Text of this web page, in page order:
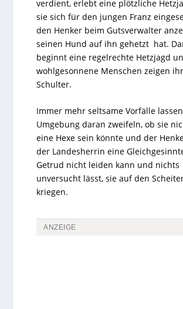
verdient, erlebt eine plötzliche
sie sich für den jungen Franz
den Henker beim Gutsverwalter
seinen Hund auf ihn gehetzt hat.
beginnt eine regelrechte Hetzjagd
wohlgesonnene Menschen zeigen
Schulter.
Immer mehr seltsame Vorfälle
Umgebung daran zweifeln, ob sie
eine Hexe sein könnte und der
der Landesherrin eine
Getrud nicht leiden kann und nichts
unversucht lässt, sie auf den
kriegen.
ANZEIGE